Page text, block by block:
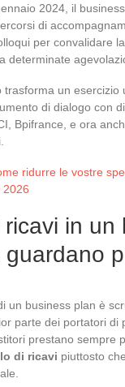
2024, il
di
per convalidare
determinate
trasforma un esercizio
di dialogo con
Bpifrance, e ora
ridurre le vostre
2026
in un
un business plan è
parte dei portatori di
prestano sempre
di ricavi piuttosto